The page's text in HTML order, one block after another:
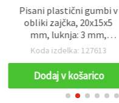
Pisani plastični gumbi v
obliki zajčka, 20x15x5
mm, luknja: 3 mm,
mešane barve (MIX) - 10
Koda izdelka: 127613
Dodaj v košarico